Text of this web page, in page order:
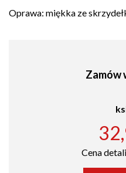
Oprawa: miękka ze
Zamów
Cena